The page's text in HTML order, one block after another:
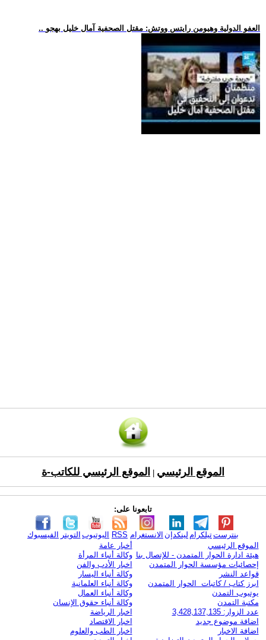
.. العفو الدولية وهيومن رايتس ووتش: مقتل الصحفية آمال خليل بهجو
الموقع الرئيسي الموقع الرئيسي للكاتب-ة
تابعونا على:
الفيسبوك التويتر اليوتيوب RSS الانستغرام لينكدإن تيلكرامبنترست
الموقع الرئيسي
هيئة ادارة الحوار المتمدن - للإتصال بنا
إحصائيات مؤسسة الحوار المتمدن
قواعد النشر
ابرز كتاب / كاتبات الحوار المتمدن
يوتيوب التمدن
مكتبة التمدن
عدد الزوار: 3,428,137,135
اضافة موضوع جديد
اضافة الاخبار
أخبار عامة
وكالة أنباء المرأة
اخبار الأدب والفن
وكالة أنباء اليسار
وكالة أنباء العلمانية
وكالة أنباء العمال
وكالة أنباء حقوق الإنسان
اخبار الرياضة
اخبار الاقتصاد
اخبار الطب والعلوم